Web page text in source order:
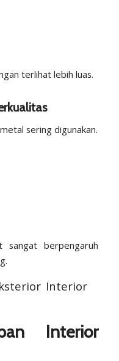
terlihat lebih luas.
sering digunakan.
sangat berpengaruh
Interior
Interior